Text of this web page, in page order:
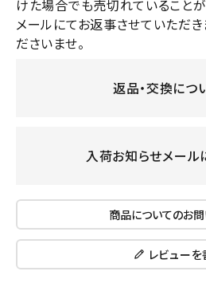
けた場合でも売切れていることが
メールにてお返事させていただき
ださいませ。
返品・交換につ
入荷お知らせメール
商品についてのお
レビューを